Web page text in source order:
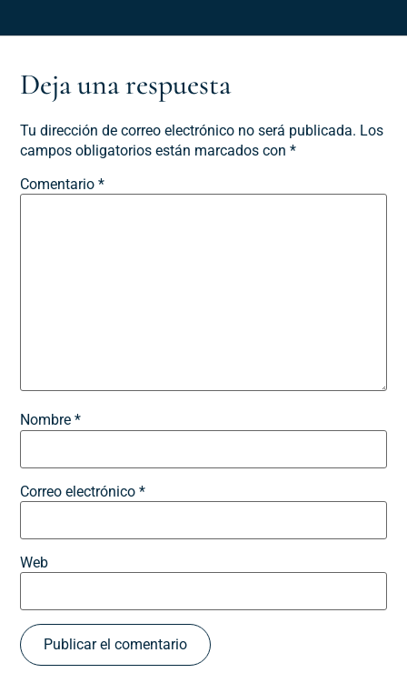
Deja una respuesta
Tu dirección de correo electrónico no será publicada. Los
campos obligatorios están marcados con*
Comentario*
Nombre*
Correo electrónico*
Web